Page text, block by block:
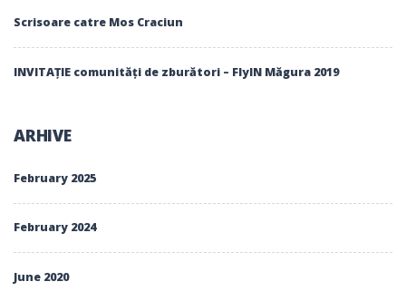
Scrisoare catre Mos Craciun
INVITAȚIE comunități de zburători – FlyIN Măgura 2019
ARHIVE
February 2025
February 2024
June 2020